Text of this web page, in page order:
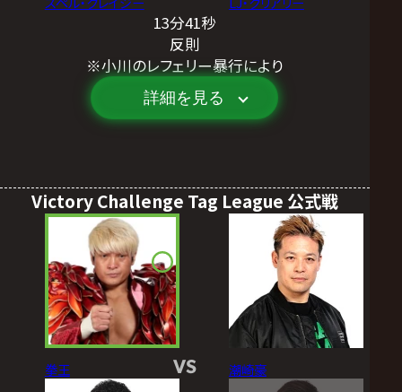
13分41秒
反則
※小川のレフェリー暴行により
詳細を見る
Victory Challenge Tag League 公式戦
拳王 VS 潮崎豪